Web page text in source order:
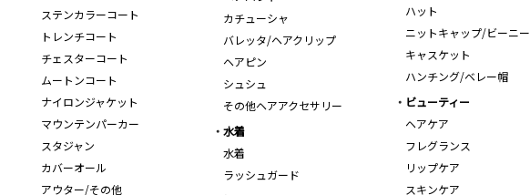
ステンカラーコート
トレンチコート
チェスターコート
ムートンコート
ナイロンジャケット
マウンテンパーカー
スタジャン
カバーオール
アウター/その他
カチューシャ
バレッタ/ヘアクリップ
ヘアピン
シュシュ
その他ヘアアクセサリー
ハット
ニットキャップ/ビーニー
キャスケット
ハンチング/ベレー帽
ビューティー
ヘアケア
フレグランス
リップケア
スキンケア
水着
水着
ラッシュガード